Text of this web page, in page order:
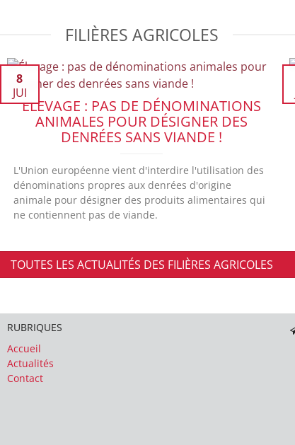
FILIÈRES AGRICOLES
ÉLEVAGE : PAS DE DÉNOMINATIONS
ANIMALES POUR DÉSIGNER DES
DENRÉES SANS VIANDE !
8
JUI
L'Union européenne vient d'interdire l'utilisation des
dénominations propres aux denrées d'origine
animale pour désigner des produits alimentaires qui
ne contiennent pas de viande.
TOUTES LES ACTUALITÉS DES FILIÈRES AGRICOLES
RUBRIQUES
Accueil
Actualités
Contact